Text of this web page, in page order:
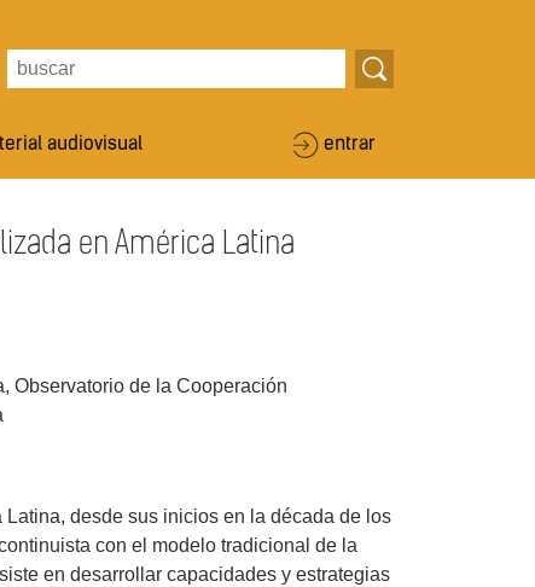
audiovisual entrar
en América Latina
Observatorio de la Cooperación
desde sus inicios en la década de los
con el modelo tradicional de la
en desarrollar capacidades y estrategias